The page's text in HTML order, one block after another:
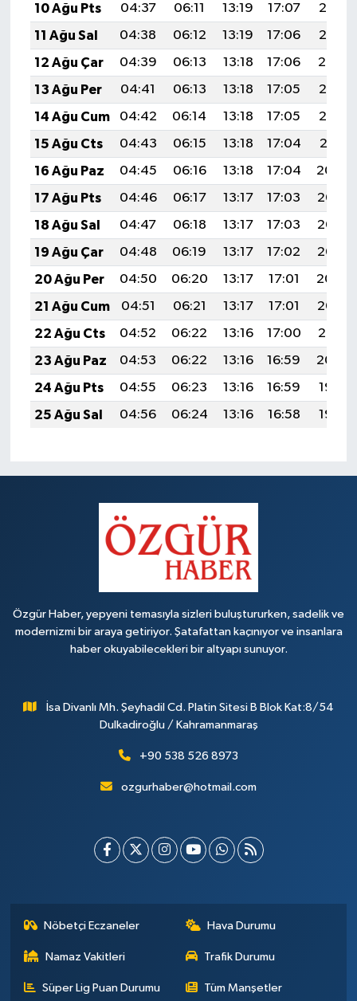
10 Ağu Pts
04:37 06:11 13:19 17:07
20:17
11 Ağu Sal
04:38 06:12 13:19 17:06
20:16
12 Ağu Çar
04:39 06:13 13:18 17:06
20:14
13 Ağu Per
04:41 06:13 13:18 17:05
20:13
14 Ağu Cum
04:42 06:14 13:18 17:05
20:12
15 Ağu Cts
04:43 06:15 13:18 17:04
20:11
16 Ağu Paz
04:45 06:16 13:18 17:04
20:09
17 Ağu Pts
04:46 06:17 13:17 17:03
20:08
18 Ağu Sal
04:47 06:18 13:17 17:03
20:07
19 Ağu Çar
04:48 06:19 13:17 17:02
20:05
20 Ağu Per
04:50 06:20 13:17 17:01
20:04
21 Ağu Cum
04:51 06:21 13:17 17:01
20:03
22 Ağu Cts
04:52 06:22 13:16 17:00
20:01
23 Ağu Paz
04:53 06:22 13:16 16:59
20:00
24 Ağu Pts
04:55 06:23 13:16 16:59
19:58
25 Ağu Sal
04:56 06:24 13:16 16:58 19:57
Özgür Haber, yepyeni temasıyla sizleri buluştururken, sadelik ve
modernizmi bir araya getiriyor. Şatafattan kaçınıyor ve insanlara
haber okuyabilecekleri bir altyapı sunuyor.
İsa Divanlı Mh. Şeyhadil Cd. Platin Sitesi B Blok Kat:8/54
Dulkadiroğlu / Kahramanmaraş
+90 538 526 8973
ozgurhaber@hotmail.com
Nöbetçi Eczaneler Hava Durumu
Namaz Vakitleri Trafik Durumu
Süper Lig Puan Durumu
Tüm Manşetler